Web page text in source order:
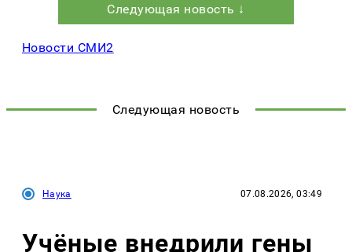
Следующая новость ↓
Новости СМИ2
Следующая новость
Наука 07.08.2026, 03:49
Учёные внедрили гены